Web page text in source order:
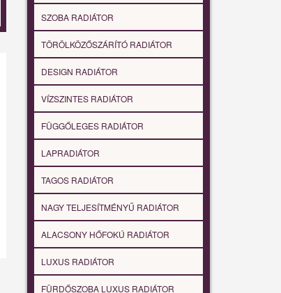
SZOBA RADIÁTOR
TÖRÖLKÖZŐSZÁRÍTÓ RADIÁTOR
DESIGN RADIÁTOR
VÍZSZINTES RADIÁTOR
FÜGGŐLEGES RADIÁTOR
LAPRADIÁTOR
TAGOS RADIÁTOR
NAGY TELJESÍTMÉNYŰ RADIÁTOR
ALACSONY HŐFOKÚ RADIÁTOR
LUXUS RADIÁTOR
FÜRDŐSZOBA LUXUS RADIÁTOR